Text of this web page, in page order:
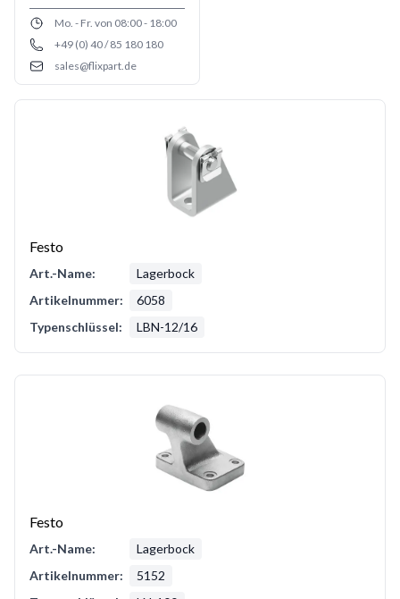
Opening hours
Mo. - Fr. von 08:00 - 18:00
Phone number
+49 (0) 40 / 85 180 180
Emailsales@flixpart.de
Festo
Art.-Name:
Lagerbock
Artikelnummer:
6058
Typenschlüssel:
LBN-12/16
Festo
Art.-Name:
Lagerbock
Artikelnummer:
5152